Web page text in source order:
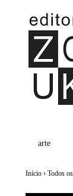
arte
Início › Todos